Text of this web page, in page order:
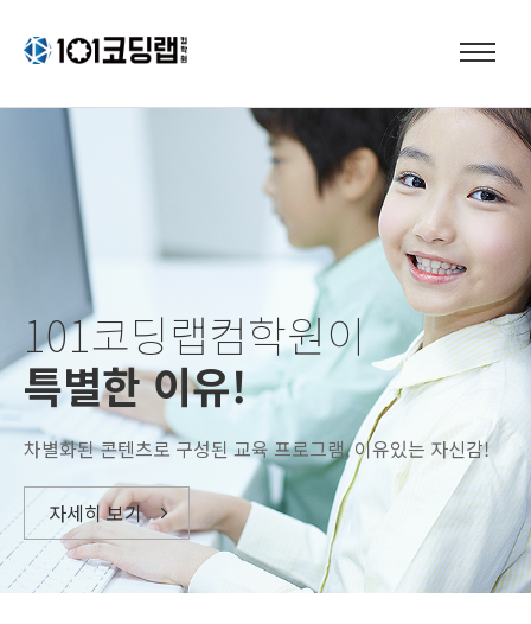
101코딩랩컴학원이
특별한 이유!
차별화된 콘텐츠로 구성된 교육 프로그램,이유있는 자신감!
자세히 보기